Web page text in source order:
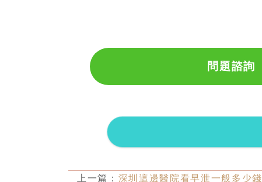
問題諮詢
上一篇： 深圳這邊醫院看早泄一般多少錢